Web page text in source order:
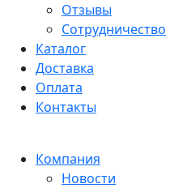
Отзывы
Сотрудничество
Каталог
Доставка
Оплата
Контакты
Компания
Новости